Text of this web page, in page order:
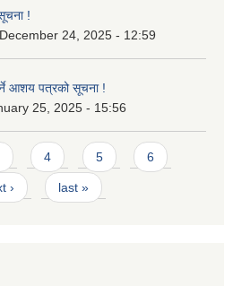
!
24, 2025 - 12:59
आशय पत्रको सूचना !
25, 2025 - 15:56
4 5 6
› last »